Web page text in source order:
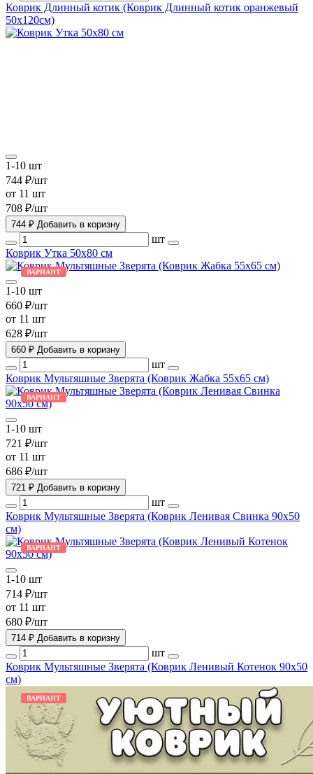
Коврик Длинный котик (Коврик Длинный котик оранжевый
50х120см)
1-10 шт
744 ₽/шт
от 11 шт
708 ₽/шт
744 ₽ Добавить в коризну
шт
Коврик Утка 50х80 см
ВАРИАНТ
1-10 шт
660 ₽/шт
от 11 шт
628 ₽/шт
660 ₽ Добавить в коризну
шт
Коврик Мультяшные Зверята (Коврик Жабка 55х65 см)
ВАРИАНТ
1-10 шт
721 ₽/шт
от 11 шт
686 ₽/шт
721 ₽ Добавить в коризну
шт
Коврик Мультяшные Зверята (Коврик Ленивая Свинка 90х50
см)
ВАРИАНТ
1-10 шт
714 ₽/шт
от 11 шт
680 ₽/шт
714 ₽ Добавить в коризну
шт
Коврик Мультяшные Зверята (Коврик Ленивый Котенок 90х50
см)
ВАРИАНТ